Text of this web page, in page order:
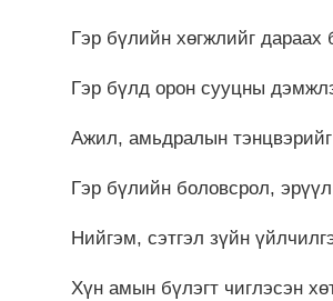
Гэр бүлийн хөгжлийг
Гэр бүлд орон сууцны
Ажил, амьдралын тэнцвэрийг
Гэр бүлийн боловсрол,
Нийгэм, сэтгэл зүйн
Хүн амын бүлэгт чиглэсэн